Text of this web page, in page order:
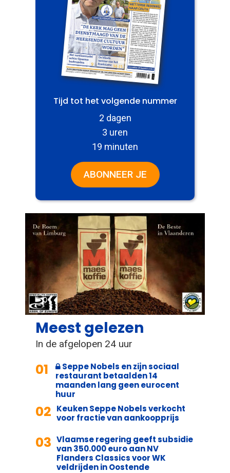
Tijd tot het volgende nummer
2 dagen
3 uren
19 minuten
ABONNEER JE
Meest gelezen
In de afgelopen 24 uur
01
Seppe Nobels en zijn sociaal
restaurant betaalden 14
maanden lang geen eurocent
huur
02 Keuken Seppe Nobels verkocht
voor fractie van aankoopprijs
03 Vlaamse regering geeft subsidie
van 350.000 euro aan NV
Flanders Classics voor WK
veldrijden in Oostende